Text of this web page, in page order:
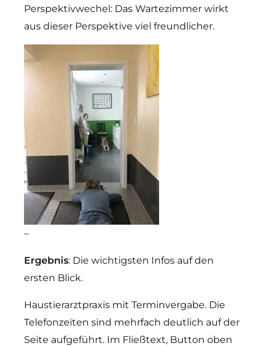
Perspektivwechel: Das Wartezimmer wirkt
aus dieser Perspektive viel freundlicher.
–
Ergebnis: Die wichtigsten Infos auf den
ersten Blick.
Haustierarztpraxis mit Terminvergabe. Die
Telefonzeiten sind mehrfach deutlich auf der
Seite aufgeführt. Im Fließtext, Button oben